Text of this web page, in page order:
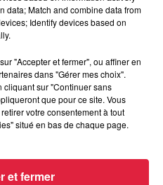
data; Match and combine data from
Identify devices based on
"Accepter et fermer", ou affiner en
dans "Gérer mes choix".
cliquant sur "Continuer sans
que pour ce site. Vous
votre consentement à tout
situé en bas de chaque page.
et fermer